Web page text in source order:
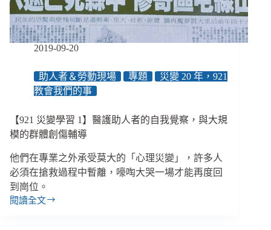
卻
事
在
人
2019-09-20
助人者＆勞動現場 專題
災變 20 年，921
教會我們的事
【921 災變學習 1】醫護助人者的自我覺察，與大規
模的群體創傷輔導
他們在專業之外承受莫大的「心理災變」，許多人
必須在搶救過程中暫離，嚎啕大哭一場才能再度回
到崗位。
閱讀全文
【921